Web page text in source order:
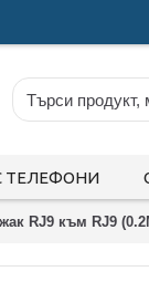
ТЕЛЕФОНИ
RJ9 към RJ9